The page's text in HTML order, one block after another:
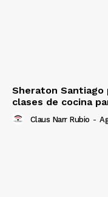
Sheraton Santiago
clases de cocina
Claus Narr Rubio -